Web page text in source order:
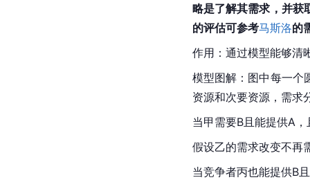
略是了解其需求，并获
的评估可参考马斯洛的
作用：通过模型能够清
模型图解：图中每一个
资源和次要资源，需求
当甲需要B且能提供A
假设乙的需求改变不再
当竞争者丙也能提供B